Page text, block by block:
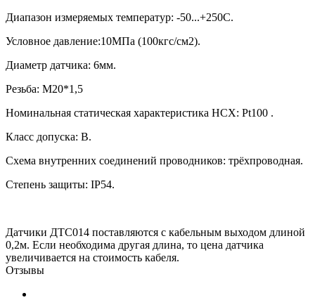
Диапазон измеряемых температур: -50...+250С.
Условное давление:10МПа (100кгс/см2).
Диаметр датчика: 6мм.
Резьба: М20*1,5
Номинальная статическая характеристика НСХ: Pt100 .
Класс допуска: В.
Схема внутренних соединений проводников: трёхпроводная.
Степень защиты: IP54.
Датчики ДТС014 поставляются с кабельным выходом длиной
0,2м. Если необходима другая длина, то цена датчика
увеличивается на стоимость кабеля.
Отзывы